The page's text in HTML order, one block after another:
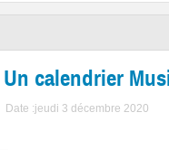
calendrier
Date :jeudi 3 décembre 2020